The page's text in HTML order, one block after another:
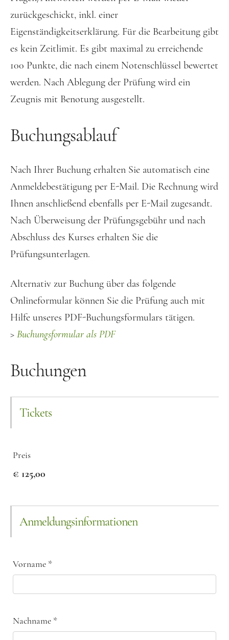
zurückgeschickt, inkl. einer
Eigenständigkeitserklärung. Für die Bearbeitung gibt
es kein Zeitlimit. Es gibt maximal zu erreichende
100 Punkte, die nach einem Notenschlüssel bewertet
werden. Nach Ablegung der Prüfung wird ein
Zeugnis mit Benotung ausgestellt.
Buchungsablauf
Nach Ihrer Buchung erhalten Sie automatisch eine
Anmeldebestätigung per E-Mail. Die Rechnung wird
Ihnen anschließend ebenfalls per E-Mail zugesandt.
Nach Überweisung der Prüfungsgebühr und nach
Abschluss des Kurses erhalten Sie die
Prüfungsunterlagen.
Alternativ zur Buchung über das folgende
Onlineformular können Sie die Prüfung auch mit
Hilfe unseres PDF-Buchungsformulars tätigen.
> Buchungsformular als PDF
Buchungen
Tickets
Preis
€ 125,00
Anmeldungsinformationen
Vorname *
Nachname *